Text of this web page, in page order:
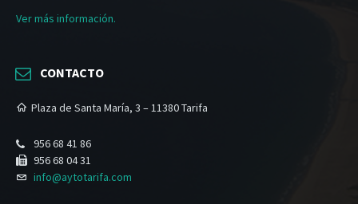
Ver más información.
CONTACTO
Plaza de Santa María, 3 – 11380 Tarifa
956 68 41 86
956 68 04 31
info@aytotarifa.com